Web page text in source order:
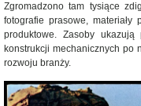
Zgromadzono tam tysiące
fotografie prasowe, materiały
produktowe. Zasoby
konstrukcji mechanicznych
rozwoju branży.